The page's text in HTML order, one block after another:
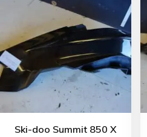
Ski-doo Summit 850 X